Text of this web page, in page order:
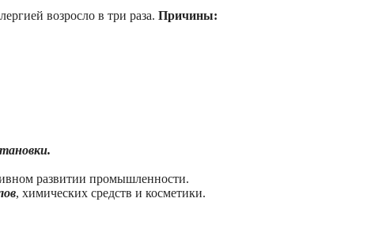
возросло в три раза. Причины:
развитии промышленности.
, химических средств и косметики.